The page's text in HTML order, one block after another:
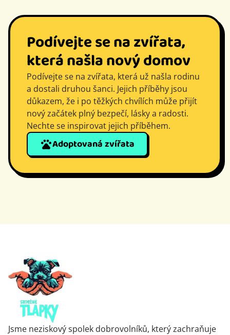
Podívejte se na zvířata,
která našla nový domov
Podívejte se na zvířata, která už našla rodinu
a dostali druhou šanci. Jejich příběhy jsou
důkazem, že i po těžkých chvílích může přijít
nový začátek plný bezpečí, lásky a radosti.
Nechte se inspirovat jejich příběhem.
Adoptovaná zvířata
Jsme neziskový spolek dobrovolníků, který zachraňuje